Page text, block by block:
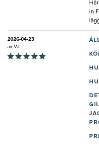
2026-04-23
av Vil